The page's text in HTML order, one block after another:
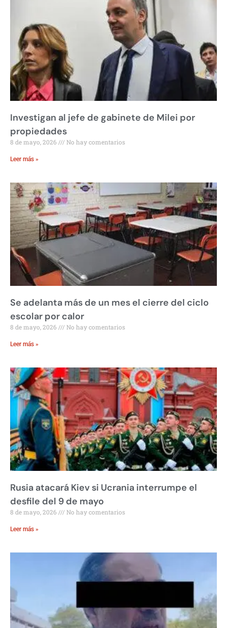
Investigan al jefe de gabinete de Milei por
propiedades
8 de mayo, 2026 No hay comentarios
Leer más »
Se adelanta más de un mes el cierre del ciclo
escolar por calor
8 de mayo, 2026 No hay comentarios
Leer más »
Rusia atacará Kiev si Ucrania interrumpe el
desfile del 9 de mayo
8 de mayo, 2026 No hay comentarios
Leer más »